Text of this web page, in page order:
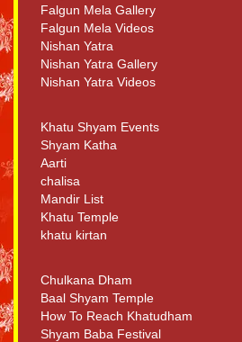
Falgun Mela Gallery
Falgun Mela Videos
Nishan Yatra
Nishan Yatra Gallery
Nishan Yatra Videos
Khatu Shyam Events
Shyam Katha
Aarti
chalisa
Mandir List
Khatu Temple
khatu kirtan
Chulkana Dham
Baal Shyam Temple
How To Reach Khatudham
Shyam Baba Festival